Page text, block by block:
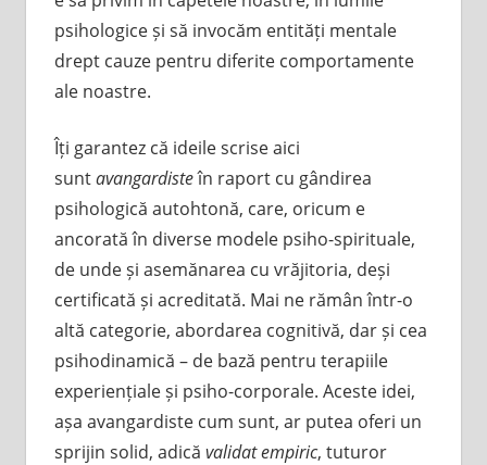
psihologice și să invocăm entități mentale
drept cauze pentru diferite comportamente
ale noastre.
Îți garantez că ideile scrise aici
suntavangardisteîn raport cu gândirea
psihologică autohtonă, care, oricum e
ancorată în diverse modele psiho-spirituale,
de unde și asemănarea cu vrăjitoria, deși
certificată și acreditată. Mai ne rămân într-o
altă categorie, abordarea cognitivă, dar și cea
psihodinamică – de bază pentru terapiile
experiențiale și psiho-corporale. Aceste idei,
așa avangardiste cum sunt, ar putea oferi un
sprijin solid, adică validat empiric, tuturor